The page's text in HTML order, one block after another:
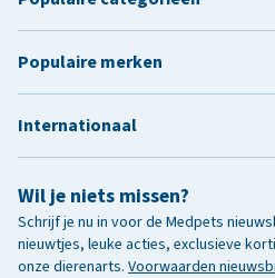
Wil je niets missen?
Schrijf je nu in voor de Medpets
nieuwtjes, leuke acties, exclusieve
onze dierenarts. Voorwaarden
Populaire merken
Internationaal